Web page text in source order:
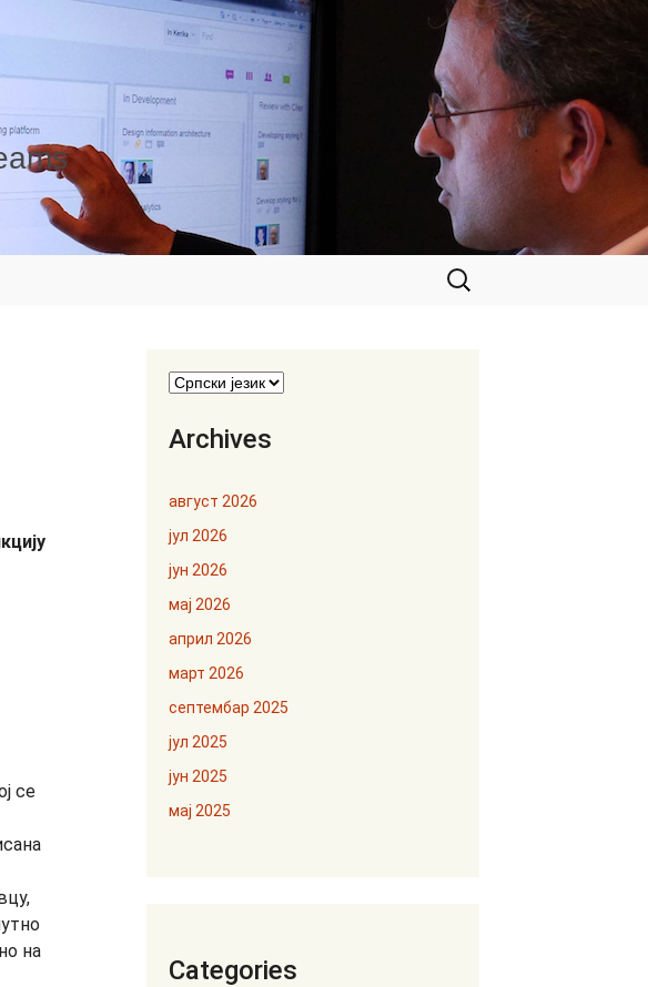
Претрага
за:
Archives
август 2026
јул 2026
јун 2026
мај 2026
април 2026
март 2026
септембар 2025
јул 2025
јун 2025
мај 2025
Categories